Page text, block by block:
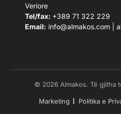
Veriore
Tel/fax: +389 71 322 229
Email: info@almakos.com
© 2026 Almakos. Të gjitha
Marketing Politika e